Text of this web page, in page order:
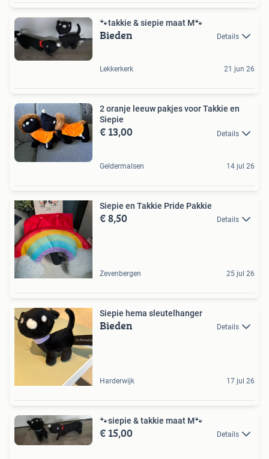
🐾takkie & siepie maat M🐾
Bieden Details
Lekkerkerk 21 jun 26
2 oranje leeuw pakjes voor Takkie en
Siepie
€ 13,00 Details
Geldermalsen 14 jul 26
Siepie en Takkie Pride Pakkie
€ 8,50 Details
Zevenbergen 25 jul 26
Siepie hema sleutelhanger
Bieden Details
Harderwijk 17 jul 26
🐾siepie & takkie maat M🐾
€ 15,00 Details